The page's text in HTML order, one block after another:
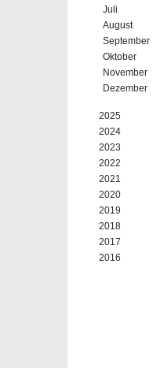
Juli
August
September
Oktober
November
Dezember
2025
2024
2023
2022
2021
2020
2019
2018
2017
2016